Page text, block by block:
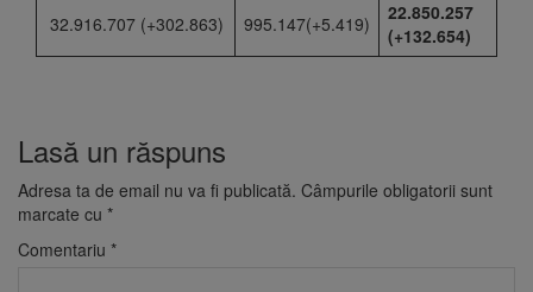
32.916.707 (+302.863) 995.147(+5.419)
22.850.257
(+132.654)
Lasă un răspuns
Adresa ta de email nu va fi publicată. Câmpurile obligatorii sunt
marcate cu *
Comentariu *